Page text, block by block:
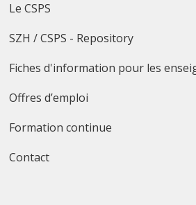
Le CSPS
SZH / CSPS - Repository
Fiches d'information pour les
Offres d’emploi
Formation continue
Contact